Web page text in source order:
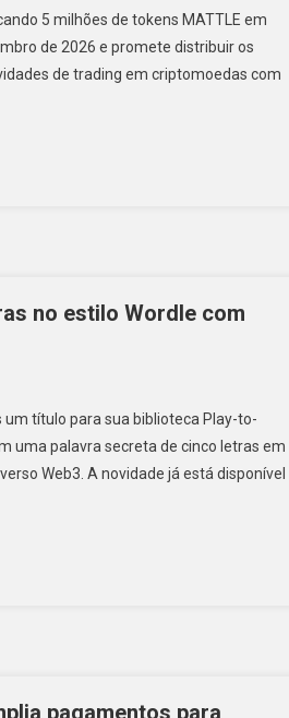
5 milhões de tokens MATTLE em
de 2026 e promete distribuir os
de trading em criptomoedas com
no estilo Wordle com
título para sua biblioteca Play-to-
uma palavra secreta de cinco letras em
Web3. A novidade já está disponível
pagamentos para